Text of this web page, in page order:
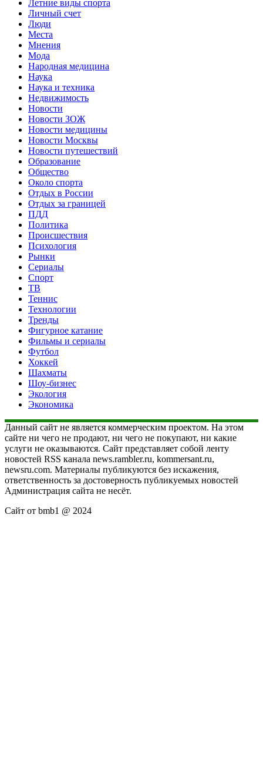
Летние виды спорта
Личный счет
Люди
Места
Мнения
Мода
Народная медицина
Наука
Наука и техника
Недвижимость
Новости
Новости ЗОЖ
Новости медицины
Новости Москвы
Новости путешествий
Образование
Общество
Около спорта
Отдых в России
Отдых за границей
ПДД
Политика
Происшествия
Психология
Рынки
Сериалы
Спорт
ТВ
Теннис
Технологии
Тренды
Фигурное катание
Фильмы и сериалы
Футбол
Хоккей
Шахматы
Шоу-бизнес
Экология
Экономика
Данный сайт не является коммерческим проектом. На этом
сайте ни чего не продают, ни чего не покупают, ни какие
услуги не оказываются. Сайт представляет собой ленту
новостей RSS канала news.rambler.ru, kommersant.ru,
newsru.com. Материалы публикуются без искажения,
ответственность за достоверность публикуемых новостей
Администрация сайта не несёт.
Сайт от bmb1 @ 2024